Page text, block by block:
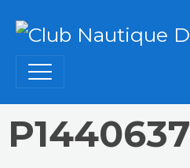
P1440637